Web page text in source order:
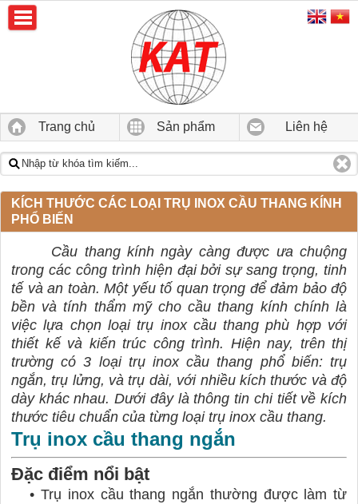
Trang chủ Sản phẩm Liên hệ
KÍCH THƯỚC CÁC LOẠI TRỤ INOX CẦU THANG KÍNH
PHỔ BIẾN
Cầu thang kính ngày càng được ưa chuộng
trong các công trình hiện đại bởi sự sang trọng, tinh
tế và an toàn. Một yếu tố quan trọng để đảm bảo độ
bền và tính thẩm mỹ cho cầu thang kính chính là
việc lựa chọn loại trụ inox cầu thang phù hợp với
thiết kế và kiến trúc công trình. Hiện nay, trên thị
trường có 3 loại trụ inox cầu thang phổ biến: trụ
ngắn, trụ lửng, và trụ dài, với nhiều kích thước và độ
dày khác nhau. Dưới đây là thông tin chi tiết về kích
thước tiêu chuẩn của từng loại trụ inox cầu thang.
Trụ inox cầu thang ngắn
Đặc điểm nổi bật
• Trụ inox cầu thang ngắn thường được làm từ